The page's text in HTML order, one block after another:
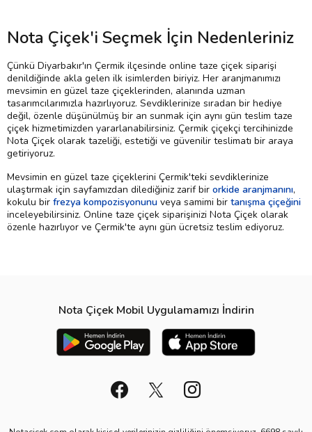
Nota Çiçek'i Seçmek İçin Nedenleriniz
Çünkü Diyarbakır'ın Çermik ilçesinde online taze çiçek siparişi
denildiğinde akla gelen ilk isimlerden biriyiz. Her aranjmanımızı
mevsimin en güzel taze çiçeklerinden, alanında uzman
tasarımcılarımızla hazırlıyoruz. Sevdiklerinize sıradan bir hediye
değil, özenle düşünülmüş bir an sunmak için aynı gün teslim taze
çiçek hizmetimizden yararlanabilirsiniz. Çermik çiçekçi tercihinizde
Nota Çiçek olarak tazeliği, estetiği ve güvenilir teslimatı bir araya
getiriyoruz.
Mevsimin en güzel taze çiçeklerini Çermik'teki sevdiklerinize
ulaştırmak için sayfamızdan dilediğiniz zarif bir orkide aranjmanını,
kokulu bir frezya kompozisyonunu veya samimi bir tanışma çiçeğini
inceleyebilirsiniz. Online taze çiçek siparişinizi Nota Çiçek olarak
özenle hazırlıyor ve Çermik'te aynı gün ücretsiz teslim ediyoruz.
Nota Çiçek Mobil Uygulamamızı İndirin